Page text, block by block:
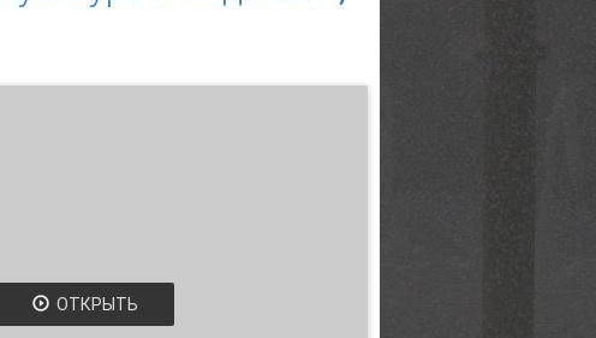
ОТКРЫТЬ